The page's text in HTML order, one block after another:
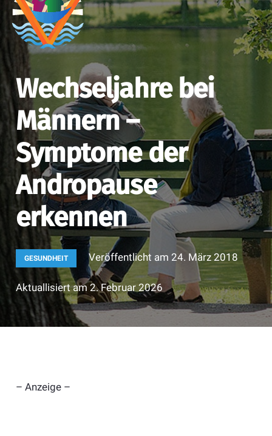
Wechseljahre bei
Männern –
Symptome der
Andropause
erkennen
GESUNDHEIT Veröffentlicht am 24. März 2018
Aktuallisiert am 2. Februar 2026
– Anzeige –